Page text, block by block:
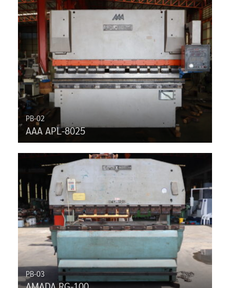
PB-02
AAA APL-8025
PB-03